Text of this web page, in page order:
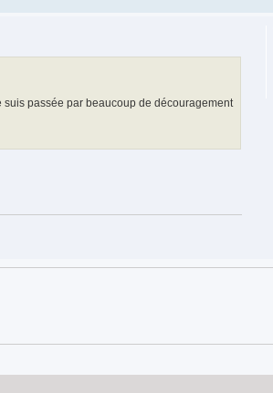
passée par beaucoup de découragement